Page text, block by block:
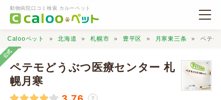
動物病院口コミ検索 カルーペット
動物病院検索
Calooペット 北海道 札幌市 豊平区 月寒東三条 ペテモ
公式
ペテモどうぶつ医療センター 札
幌月寒
？